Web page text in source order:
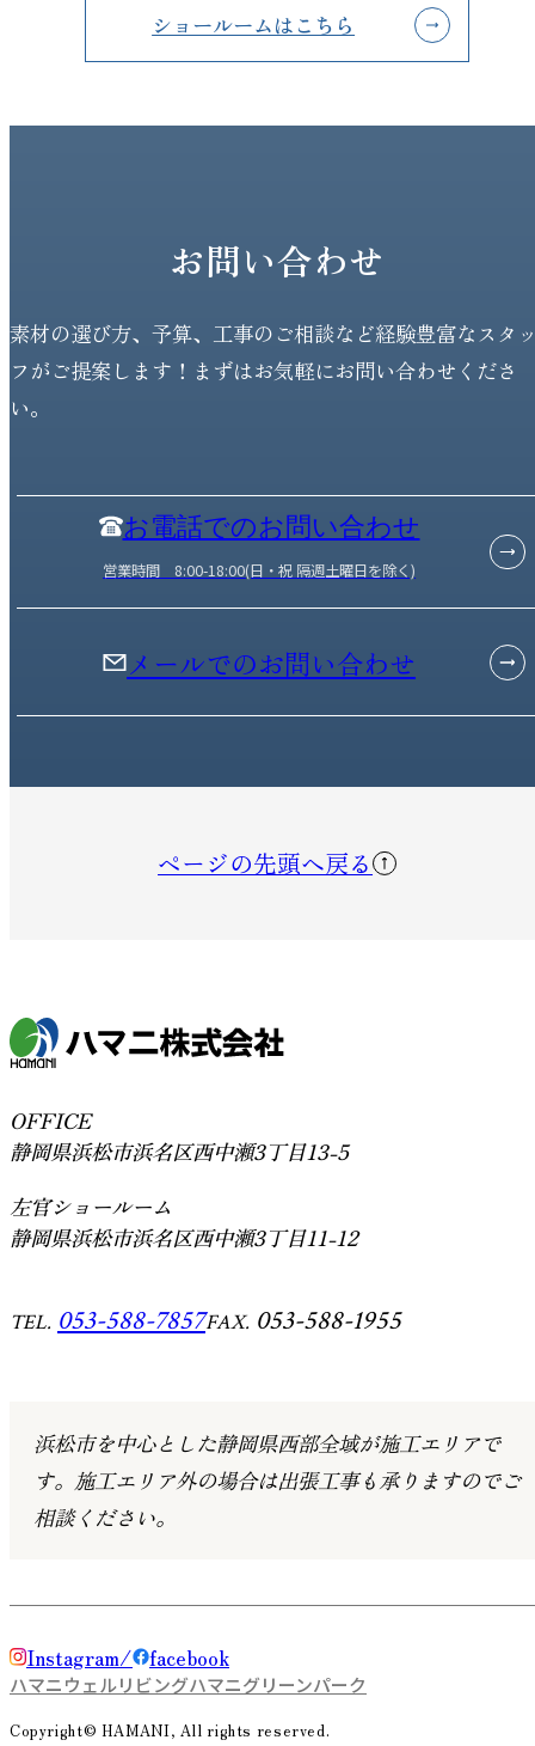
ショールームはこちら
お問い合わせ
素材の選び方、予算、工事のご相談など経験豊富なスタ
フがご提案します！まずはお気軽にお問い合わせくださ
い。
お電話でのお問い合わせ
営業時間 8:00-18:00(日・祝 隔週土曜日を除く)
メールでのお問い合わせ
ページの先頭へ戻る
OFFICE
静岡県浜松市浜名区西中瀬3丁目13-5
左官ショールーム
静岡県浜松市浜名区西中瀬3丁目11-12
TEL. 053-588-7857FAX. 053-588-1955
浜松市を中心とした静岡県西部全域が施工エリアで
す。 施工エリア外の場合は出張工事も承りますのでご
相談ください。
Instagram facebook
ハマニウェルリビングハマニグリーンパーク
Copyright© HAMANI, All rights reserved.